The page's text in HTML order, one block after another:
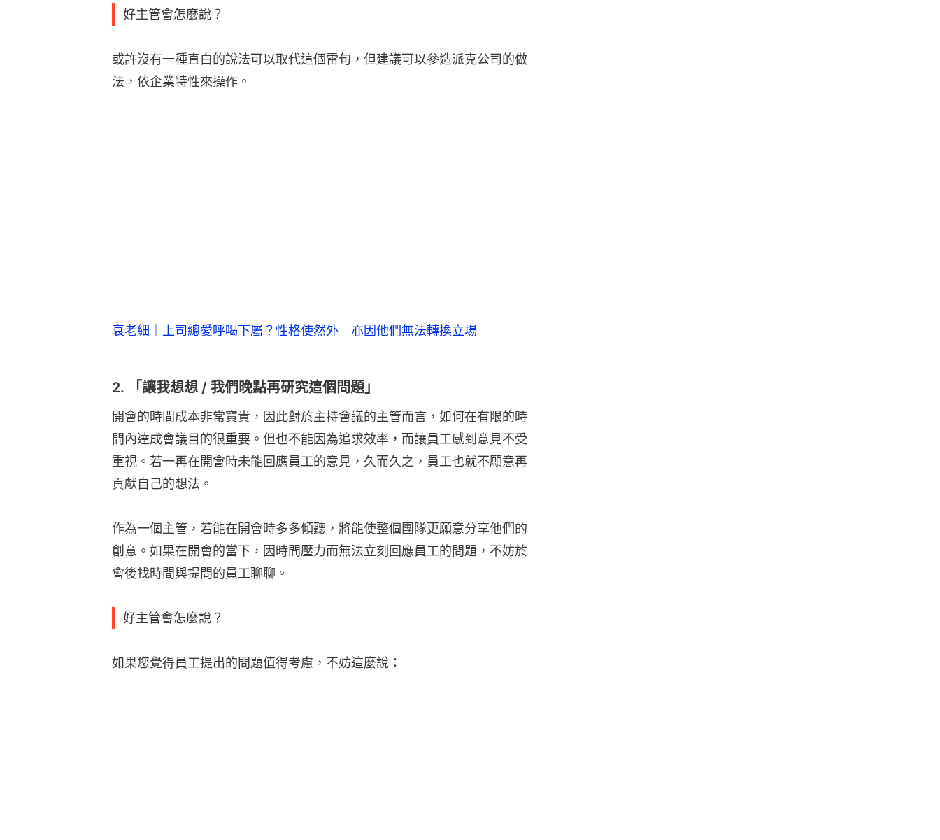
好主管會怎麼說？
或許沒有一種直白的說法可以取代這個雷句，但建議可以參造派克公司的做
法，依企業特性來操作。
衰老細｜上司總愛呼喝下屬？性格使然外 亦因他們無法轉換立場
2. 「讓我想想 / 我們晚點再研究這個問題」
開會的時間成本非常寶貴，因此對於主持會議的主管而言，如何在有限的時
間內達成會議目的很重要。但也不能因為追求效率，而讓員工感到意見不受
重視。若一再在開會時未能回應員工的意見，久而久之，員工也就不願意再
貢獻自己的想法。
作為一個主管，若能在開會時多多傾聽，將能使整個團隊更願意分享他們的
創意。如果在開會的當下，因時間壓力而無法立刻回應員工的問題，不妨於
會後找時間與提問的員工聊聊。
好主管會怎麼說？
如果您覺得員工提出的問題值得考慮，不妨這麼說：